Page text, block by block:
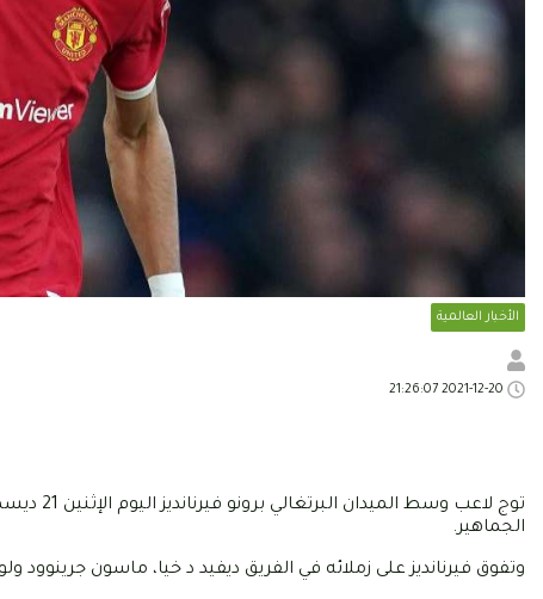
الأخبار العالمية
الجماهير.
وتفوق فيرنانديز على زملائه في الفريق ديفيد د خيا، ماسون جرينوود ولوك شاو متحصلاً